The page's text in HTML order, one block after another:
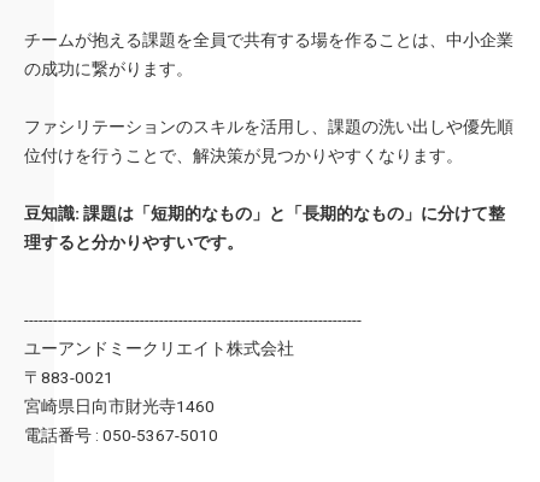
チームが抱える課題を全員で共有する場を作ることは、中小企業
の成功に繋がります。
ファシリテーションのスキルを活用し、課題の洗い出しや優先順
位付けを行うことで、解決策が見つかりやすくなります。
豆知識: 課題は「短期的なもの」と「長期的なもの」に分けて整
理すると分かりやすいです。
----------------------------------------------------------------------
ユーアンドミークリエイト株式会社
〒883-0021
宮崎県日向市財光寺1460
電話番号 : 050-5367-5010